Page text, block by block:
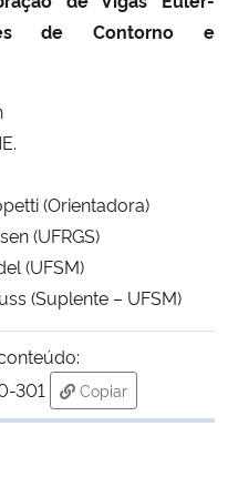
Humanos
de Contorno e
(Orientadora)
(UFRGS)
(UFSM)
(Suplente – UFSM)
301
Copiar
para área de